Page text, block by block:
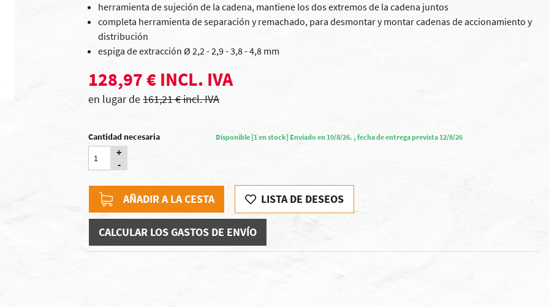
herramienta de sujeción de la cadena, mantiene los dos extremos de la cadena juntos
completa herramienta de separación y remachado, para desmontar y montar cadenas de accionamiento y
distribución
espiga de extracción Ø 2,2 - 2,9 - 3,8 - 4,8 mm
128,97 € INCL. IVA
en lugar de161,21 € incl. IVA
Cantidad necesaria
+
-
Disponible [1 en stock] Enviado en 10/8/26. , fecha de entrega prevista 12/8/26
AÑADIR A LA CESTA LISTA DE DESEOS
CALCULAR LOS GASTOS DE ENVÍO